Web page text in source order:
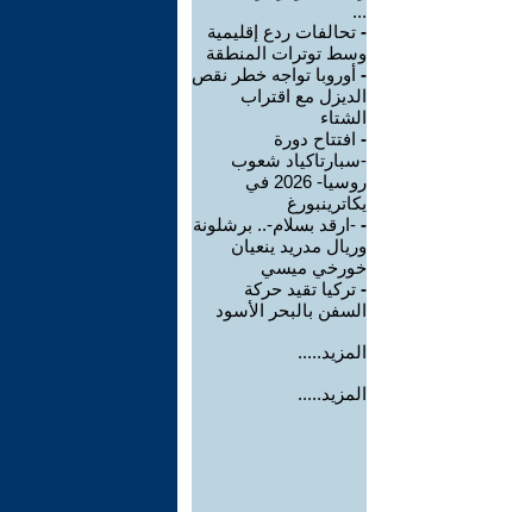
...
- تحالفات ردع إقليمية
وسط توترات المنطقة
- أوروبا تواجه خطر نقص
الديزل مع اقتراب
الشتاء
- افتتاح دورة
-سبارتاكياد شعوب
روسيا- 2026 في
يكاترينبورغ
- -ارقد بسلام-.. برشلونة
وريال مدريد ينعيان
خورخي ميسي
- تركيا تقيد حركة
السفن بالبحر الأسود
المزيد.....
المزيد.....